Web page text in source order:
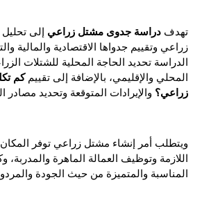
تهدف دراسة جدوى مشتل زراعي إلى
زراعي وتقييم جدواها الاقتصادية والمالية
الدراسة تحديد الحاجة المحلية للشتلات
المحلي والإقليمي، بالإضافة إلى تقييمكم
زراعي؟ والإيرادات المتوقعة وتحديد مصادر
ويتطلب أمر إنشاء مشتل زراعي توفر
اللازمة وتوظيف العمالة الماهرة والمدربة،
المناسبة والمتميزة من حيث الجودة